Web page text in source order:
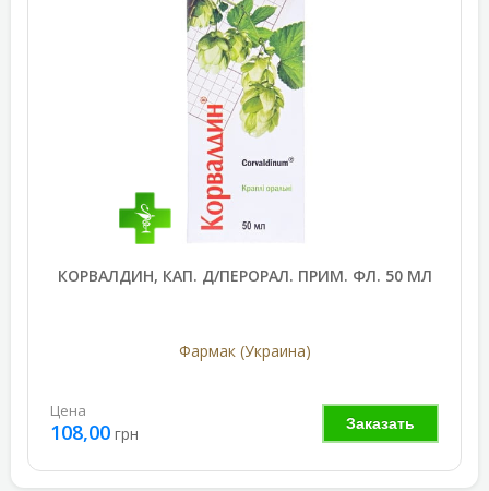
КОРВАЛДИН, КАП. Д/ПЕРОРАЛ. ПРИМ. ФЛ. 50 МЛ
Фармак (Украина)
Заказать
Цена
108,00 грн